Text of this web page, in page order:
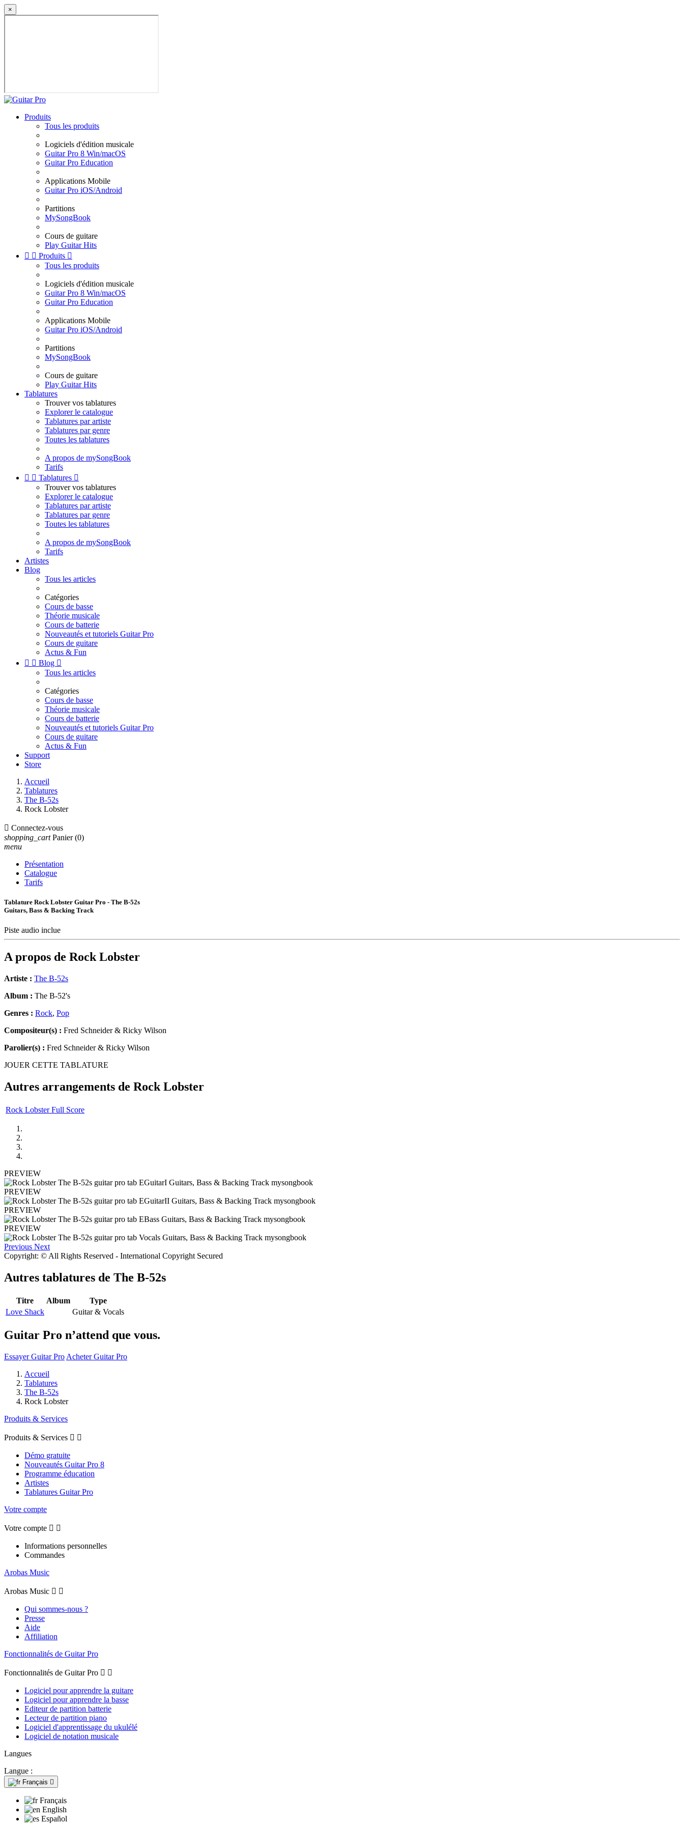
×
Produits
Tous les produits
Logiciels d'édition musicale
Guitar Pro 8 Win/macOS
Guitar Pro Education
Applications Mobile
Guitar Pro iOS/Android
Partitions
MySongBook
Cours de guitare
Play Guitar Hits
  Produits 
Tous les produits
Logiciels d'édition musicale
Guitar Pro 8 Win/macOS
Guitar Pro Education
Applications Mobile
Guitar Pro iOS/Android
Partitions
MySongBook
Cours de guitare
Play Guitar Hits
Tablatures
Trouver vos tablatures
Explorer le catalogue
Tablatures par artiste
Tablatures par genre
Toutes les tablatures
A propos de mySongBook
Tarifs
  Tablatures 
Trouver vos tablatures
Explorer le catalogue
Tablatures par artiste
Tablatures par genre
Toutes les tablatures
A propos de mySongBook
Tarifs
Artistes
Blog
Tous les articles
Catégories
Cours de basse
Théorie musicale
Cours de batterie
Nouveautés et tutoriels Guitar Pro
Cours de guitare
Actus & Fun
  Blog 
Tous les articles
Catégories
Cours de basse
Théorie musicale
Cours de batterie
Nouveautés et tutoriels Guitar Pro
Cours de guitare
Actus & Fun
Support
Store
Accueil
Tablatures
The B-52s
Rock Lobster
 Connectez-vous
shopping_cart Panier (0)
menu
Présentation
Catalogue
Tarifs
Tablature Rock Lobster Guitar Pro - The B-52s
Guitars, Bass & Backing Track
Piste audio inclue
A propos de Rock Lobster
Artiste : The B-52s
Album : The B-52's
Genres : Rock, Pop
Compositeur(s) : Fred Schneider & Ricky Wilson
Parolier(s) : Fred Schneider & Ricky Wilson
JOUER CETTE TABLATURE
Autres arrangements de Rock Lobster
Rock Lobster Full Score
PREVIEW
PREVIEW
PREVIEW
PREVIEW
Previous Next
Copyright: © All Rights Reserved - International Copyright Secured
Autres tablatures de The B-52s
Titre Album
Type
Love Shack
Guitar & Vocals
Guitar Pro n’attend que vous.
Essayer Guitar Pro Acheter Guitar Pro
Accueil
Tablatures
The B-52s
Rock Lobster
Produits & Services
Produits & Services  
Démo gratuite
Nouveautés Guitar Pro 8
Programme éducation
Artistes
Tablatures Guitar Pro
Votre compte
Votre compte  
Informations personnelles
Commandes
Arobas Music
Arobas Music  
Qui sommes-nous ?
Presse
Aide
Affiliation
Fonctionnalités de Guitar Pro
Fonctionnalités de Guitar Pro  
Logiciel pour apprendre la guitare
Logiciel pour apprendre la basse
Editeur de partition batterie
Lecteur de partition piano
Logiciel d'apprentissage du ukulélé
Logiciel de notation musicale
Langues
Langue :
Français 
Français
English
Español